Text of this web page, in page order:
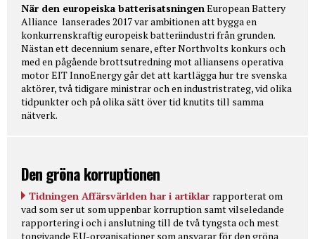
När den europeiska batterisatsningenEuropean Battery
Alliance lanserades 2017 var ambitionen att bygga en
konkurrenskraftig europeisk batteriindustri från grunden.
Nästan ett decennium senare, efter Northvolts konkurs och
med en pågående brottsutredning mot alliansens operativa
motor EIT InnoEnergy går det att kartlägga hur tre svenska
aktörer, två tidigare ministrar och en industristrateg, vid olika
tidpunkter och på olika sätt över tid knutits till samma
nätverk.
Den gröna korruptionen
Tidningen Affärsvärlden har i artiklar rapporterat om
vad som ser ut som uppenbar korruption samt vilseledande
rapportering i och i anslutning till de två tyngsta och mest
tongivande EU-organisationer som ansvarar för den gröna